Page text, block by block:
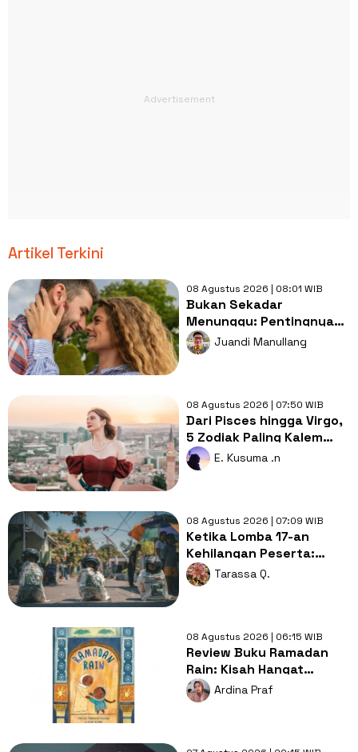
Artikel Terkini
08 Agustus 2026 | 08:01 WIB
Bukan Sekadar
Menunggu: Pentingnya
Doa dan Usaha Nyata
dalam Menjemput Jodoh
Juandi Manullang
08 Agustus 2026 | 07:50 WIB
Dari Pisces hingga Virgo,
5 Zodiak Paling Kalem
tapi Penuh Makna di Balik
Sikapnya
E. Kusuma .n
08 Agustus 2026 | 07:09 WIB
Ketika Lomba 17-an
Kehilangan Peserta:
Apakah Indonesia Sedang
Memasuki Era Krisis
Tarassa Q.
08 Agustus 2026 | 06:15 WIB
Review Buku Ramadan
Rain: Kisah Hangat
tentang Doa, Syukur, dan
Cinta Keluarga di Balik
Ardina Praf